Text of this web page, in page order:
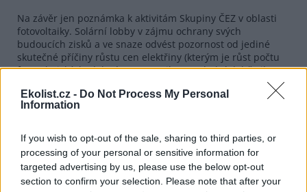
Ekolist.cz - Do Not Process My Personal
Information
If you wish to opt-out of the sale, sharing to third parties, or
processing of your personal or sensitive information for
targeted advertising by us, please use the below opt-out
section to confirm your selection. Please note that after your
Na závěr jen poznámka k aktivitám Skupiny ČEZ v oblasti
fotovoltaiky. Solární lobby v zájmu ochrany svých
budoucích zisků a ve snaze odvést pozornost od jediné
skutečné příčiny růstu cen elektřiny (kterým je růst počtu
fotovoltaických elektráren) spustila v poslední době silnou
dezinformací a klamání veřejnosti.
Je proto na místě zdůraznit, že Skupina ČEZ vlastní projekty
omezuje pouze na nákup projektů, které mají všechna
povolení, je jasné, že vzniknou a je jen otázka, kdo je koupí.
Jelikož jde o jistou investici, pak vždy při nákupu soutěžíme
i s celou řadou zahraničních investorů. Podle našeho
naprostého přesvědčení je pro občany ČR lepší, pokud se